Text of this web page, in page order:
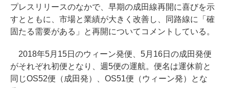
プレスリリースのなかで、早期の成田線再開に喜びを示
すとともに、市場と業績が大きく改善し、同路線に「確
固たる需要がある」と再開についてコメントしている。
2018年5月15日のウィーン発便、5月16日の成田発便
がそれぞれ初便となり、週5便の運航。便名は運休前と
同じOS52便（成田発）、OS51便（ウィーン発）とな